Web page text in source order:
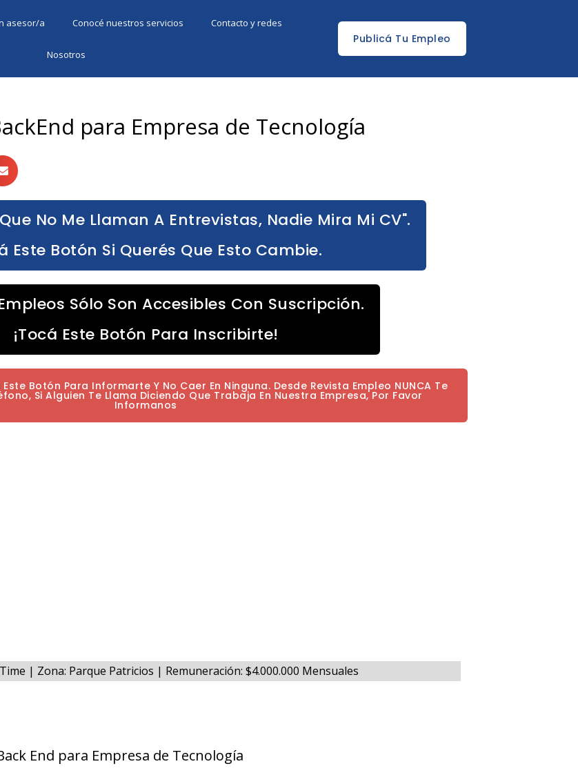
asesor/a Conocé nuestros servicios Contacto y redes
Nosotros
Publicá Tu Empleo
para Empresa de Tecnología
No Me Llaman A Entrevistas, Nadie Mira Mi CV".
Este Botón Si Querés Que Esto Cambie.
Sólo Son Accesibles Con Suscripción.
¡Tocá Este Botón Para Inscribirte!
Botón Para Informarte Y No Caer En Ninguna. Desde Revista Empleo NUNCA Te
Si Alguien Te Llama Diciendo Que Trabaja En Nuestra Empresa, Por Favor
Informanos
| Zona: Parque Patricios | Remuneración: $4.000.000 Mensuales
End para Empresa de Tecnología